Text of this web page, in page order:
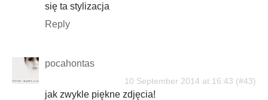
się ta stylizacja
Reply
pocahontas
10 September 2014 at 16:43
jak zwykle piękne zdjęcia!